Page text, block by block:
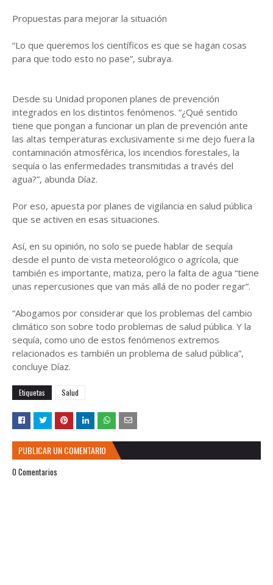
Propuestas para mejorar la situación
“Lo que queremos los científicos es que se hagan cosas
para que todo esto no pase”, subraya.
Desde su Unidad proponen planes de prevención
integrados en los distintos fenómenos. “¿Qué sentido
tiene que pongan a funcionar un plan de prevención ante
las altas temperaturas exclusivamente si me dejo fuera la
contaminación atmosférica, los incendios forestales, la
sequía o las enfermedades transmitidas a través del
agua?”, abunda Díaz.
Por eso, apuesta por planes de vigilancia en salud pública
que se activen en esas situaciones.
Así, en su opinión, no solo se puede hablar de sequía
desde el punto de vista meteorológico o agrícola, que
también es importante, matiza, pero la falta de agua “tiene
unas repercusiones que van más allá de no poder regar”.
“Abogamos por considerar que los problemas del cambio
climático son sobre todo problemas de salud pública. Y la
sequía, como uno de estos fenómenos extremos
relacionados es también un problema de salud pública”,
concluye Díaz.
Etiquetas Salud
PUBLICAR UN COMENTARIO
0 Comentarios